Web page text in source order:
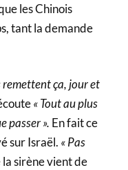
les Chinois
tant la demande
remettent ça, jour et
« Tout au plus
passer ». En fait ce
sur Israël. « Pas
la sirène vient de